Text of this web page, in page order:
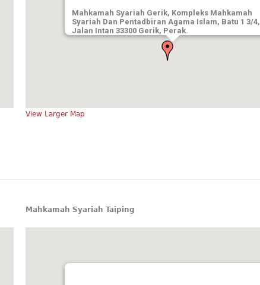
Mahkamah Syariah Gerik, Kompleks Mahkamah
Syariah Dan Pentadbiran Agama Islam, Batu 1 3/4,
Jalan Intan 33300 Gerik, Perak.
View Larger Map
Mahkamah Syariah Taiping